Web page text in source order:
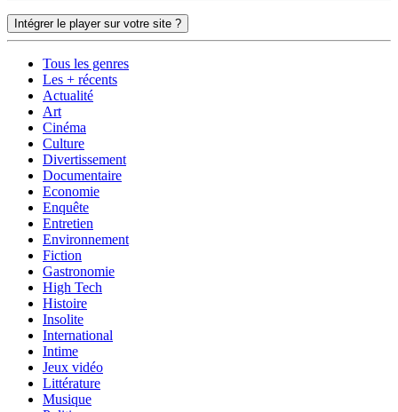
Intégrer le player sur votre site ?
Tous les genres
Les + récents
Actualité
Art
Cinéma
Culture
Divertissement
Documentaire
Economie
Enquête
Entretien
Environnement
Fiction
Gastronomie
High Tech
Histoire
Insolite
International
Intime
Jeux vidéo
Littérature
Musique